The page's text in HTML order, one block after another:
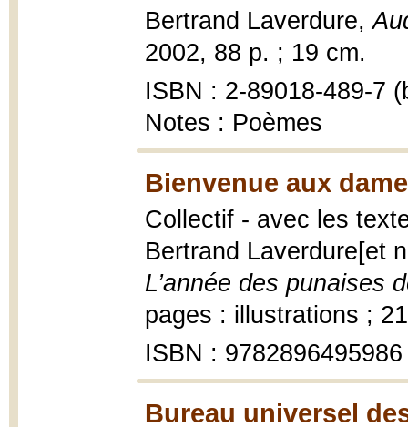
Bertrand Laverdure,
2002, 88 p. ; 19 cm.
ISBN : 2-89018-489-7
Notes : Poèmes
Bienvenue aux
Collectif - avec les
Bertrand Laverdure[et
L’année des punaises
pages : illustrations ;
ISBN : 9782896495986
Bureau universel